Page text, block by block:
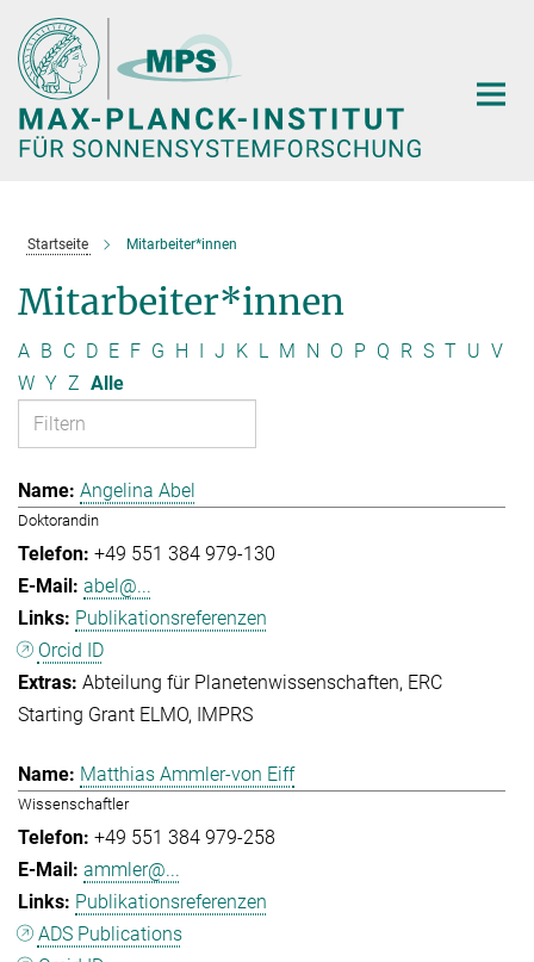
Hauptinhalt
Startseite Mitarbeiter*innen
Mitarbeiter*innen
A B C D E F G H I J K L M N O P Q R S T U V
W Y Z Alle
Angelina Abel
Doktorandin
+49 551 384 979-130
abel@...
Publikationsreferenzen
Orcid ID
Abteilung für Planetenwissenschaften ERC
Starting Grant ELMO
IMPRS
Matthias Ammler-von Eiff
Wissenschaftler
+49 551 384 979-258
ammler@...
Publikationsreferenzen
ADS Publications